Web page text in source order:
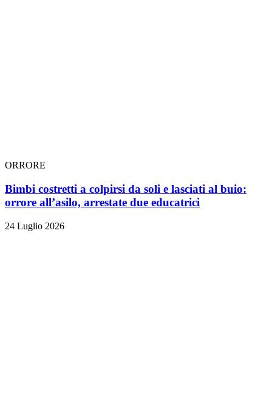
ORRORE
Bimbi costretti a colpirsi da soli e lasciati al buio:
orrore all’asilo, arrestate due educatrici
24 Luglio 2026